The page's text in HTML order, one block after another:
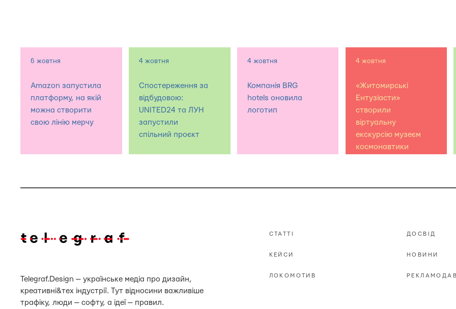
6 жовтня
Amazon запустила
платформу, на якій
можна створити
свою лінію мерчу
4 жовтня
Спостереження за
відбудовою:
UNITED24 та ЛУН
запустили
спільний проєкт
4 жовтня
Компанія BRG
hotels оновила
логотип
4 жовтня
«Житомирські
Ентузіасти»
створили
віртуальну
екскурсію музеєм
космонавтики
Telegraf.Design — українське медіа про дизайн,
креативні&тех індустрії. Тут відносини важливіше
трафіку, люди — софту, а ідеї — правил.
СТАТТІ
КЕЙСИ
ЛОКОМОТИВ
ДОСВІД
НОВИНИ